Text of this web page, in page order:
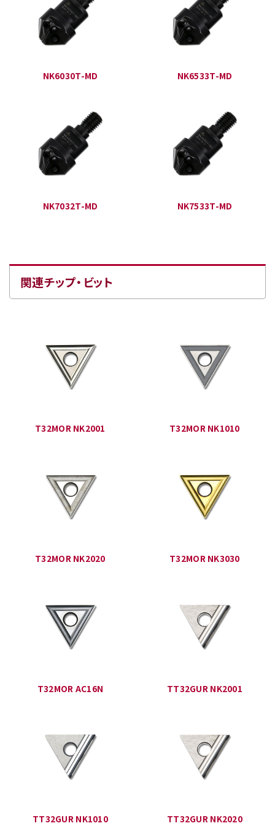
NK6030T-MD NK6533T-MD
NK7032T-MD NK7533T-MD
関連チップ・ビット
T32MOR NK2001 T32MOR NK1010
T32MOR NK2020 T32MOR NK3030
T32MOR AC16N TT32GUR NK2001
TT32GUR NK1010 TT32GUR NK2020